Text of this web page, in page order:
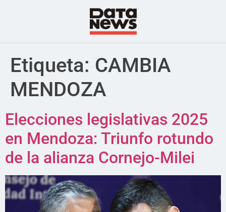
Etiqueta: CAMBIA
MENDOZA
Elecciones legislativas 2025
en Mendoza: Triunfo rotundo
de la alianza Cornejo-Milei